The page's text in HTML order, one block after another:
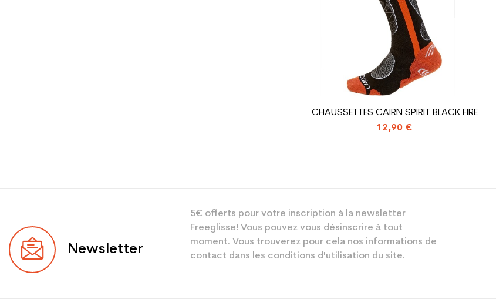
CHAUSSETTES CAIRN SPIRIT BLACK FIRE
12,90 €
Newsletter
5€ offerts pour votre inscription à la newsletter
Freeglisse! Vous pouvez vous désinscrire à tout
moment. Vous trouverez pour cela nos informations de
contact dans les conditions d'utilisation du site.